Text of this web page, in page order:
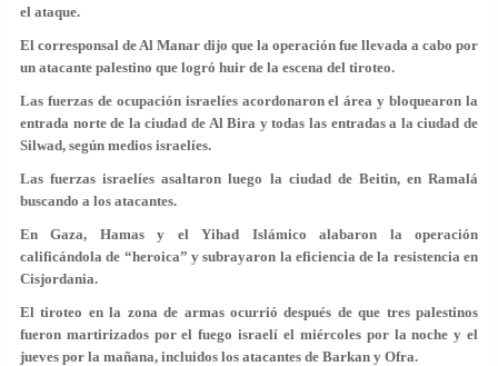
el ataque.
El corresponsal de Al Manar dijo que la operación fue llevada a cabo por
un atacante palestino que logró huir de la escena del tiroteo.
Las fuerzas de ocupación israelíes acordonaron el área y bloquearon la
entrada norte de la ciudad de Al Bira y todas las entradas a la ciudad de
Silwad, según medios israelíes.
Las fuerzas israelíes asaltaron luego la ciudad de Beitin, en Ramalá
buscando a los atacantes.
En Gaza, Hamas y el Yihad Islámico alabaron la operación
calificándola de “heroica” y subrayaron la eficiencia de la resistencia en
Cisjordania.
El tiroteo en la zona de armas ocurrió después de que tres palestinos
fueron martirizados por el fuego israelí el miércoles por la noche y el
jueves por la mañana, incluidos los atacantes de Barkan y Ofra.